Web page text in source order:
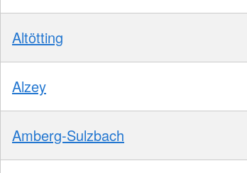
Altötting
Alzey
Amberg-Sulzbach